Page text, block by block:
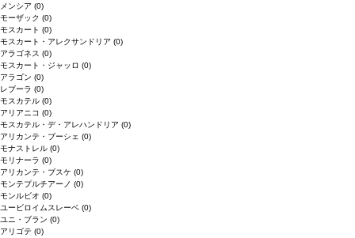
メンシア (0)
モーザック (0)
モスカート (0)
モスカート・アレクサンドリア (0)
アラゴネス (0)
モスカート・ジャッロ (0)
アラゴン (0)
レブーラ (0)
モスカテル (0)
アリアニコ (0)
モスカテル・デ・アレハンドリア (0)
アリカンテ・ブーシェ (0)
モナストレル (0)
モリナーラ (0)
アリカンテ・ブスケ (0)
モンテプルチアーノ (0)
モンルビオ (0)
ユービロイムスレーベ (0)
ユニ・ブラン (0)
アリゴテ (0)